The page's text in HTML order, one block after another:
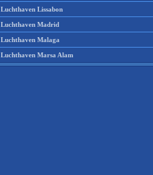
Luchthaven Lissabon
Luchthaven Madrid
Luchthaven Malaga
Luchthaven Marsa Alam